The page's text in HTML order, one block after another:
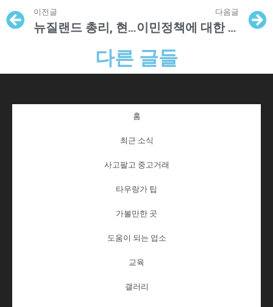
이전글
뉴질랜드 총리, 현재 이민자수는 지속 불가능하다 밝혀
다음글
이민정책에 대한 불확실성 높아
다른 글들
홈
최근 소식
사고팔고 중고거래
타우랑가 팁
가볼만한 곳
도움이 되는 업소
교육
갤러리